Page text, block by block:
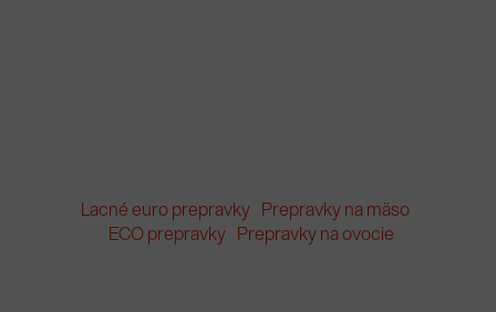
Lacné euro prepravky Prepravky na mäso
ECO prepravky Prepravky na ovocie